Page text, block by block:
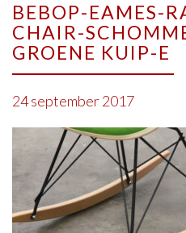
BEBOP-EAMES-
CHAIR-
GROENE KUIP-E
24 september 2017